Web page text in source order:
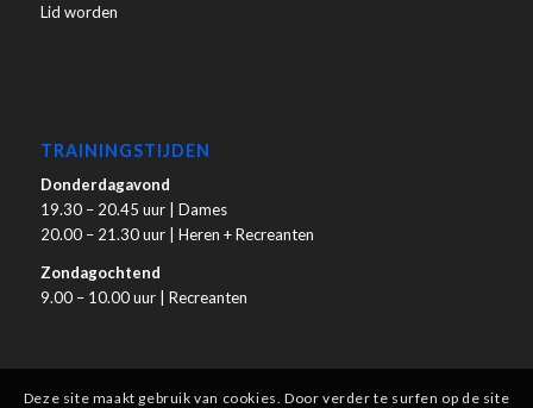
Lid worden
TRAININGSTIJDEN
Donderdagavond
19.30 – 20.45 uur | Dames
20.00 – 21.30 uur | Heren + Recreanten
Zondagochtend
9.00 – 10.00 uur | Recreanten
Deze site maakt gebruik van cookies. Door verder te surfen op de site